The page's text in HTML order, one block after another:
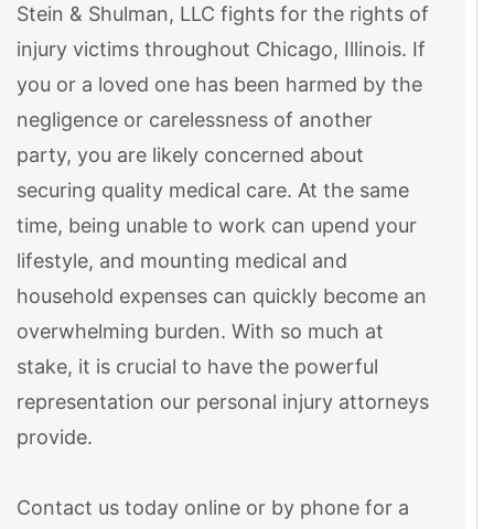
Stein & Shulman, LLC fights for the rights of
injury victims throughout Chicago, Illinois. If
you or a loved one has been harmed by the
negligence or carelessness of another
party, you are likely concerned about
securing quality medical care. At the same
time, being unable to work can upend your
lifestyle, and mounting medical and
household expenses can quickly become an
overwhelming burden. With so much at
stake, it is crucial to have the powerful
representation our personal injury attorneys
provide.
Contact us today online or by phone for a